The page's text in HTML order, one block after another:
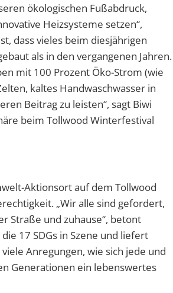
ökologischen Fußabdruck,
Heizsysteme setzen“,
dass vieles beim diesjährigen
als in den vergangenen Jahren.
mit 100 Prozent Öko-Strom (wie
kaltes Handwaschwasser in
Beitrag zu leisten“, sagt Biwi
beim Tollwood Winterfestival
Aktionsort auf dem Tollwood
„Wir alle sind gefordert,
Straße und zuhause“, betont
17 SDGs in Szene und liefert
Anregungen, wie sich jede und
Generationen ein lebenswertes